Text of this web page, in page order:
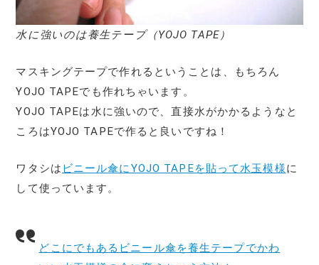
水に強いのは養生テープ（YOJO TAPE）
マスキングテープで作れるということは、もちろん
YOJO TAPEでも作れちゃいます。
YOJO TAPEは水に強いので、直接水がかかるようなと
ころはYOJO TAPEで作ると良いですね！
ワタシは ビニール傘にYOJO TAPEを貼って水玉模様に
して使っています。
どこにでもあるビニール傘を養生テープでかわ